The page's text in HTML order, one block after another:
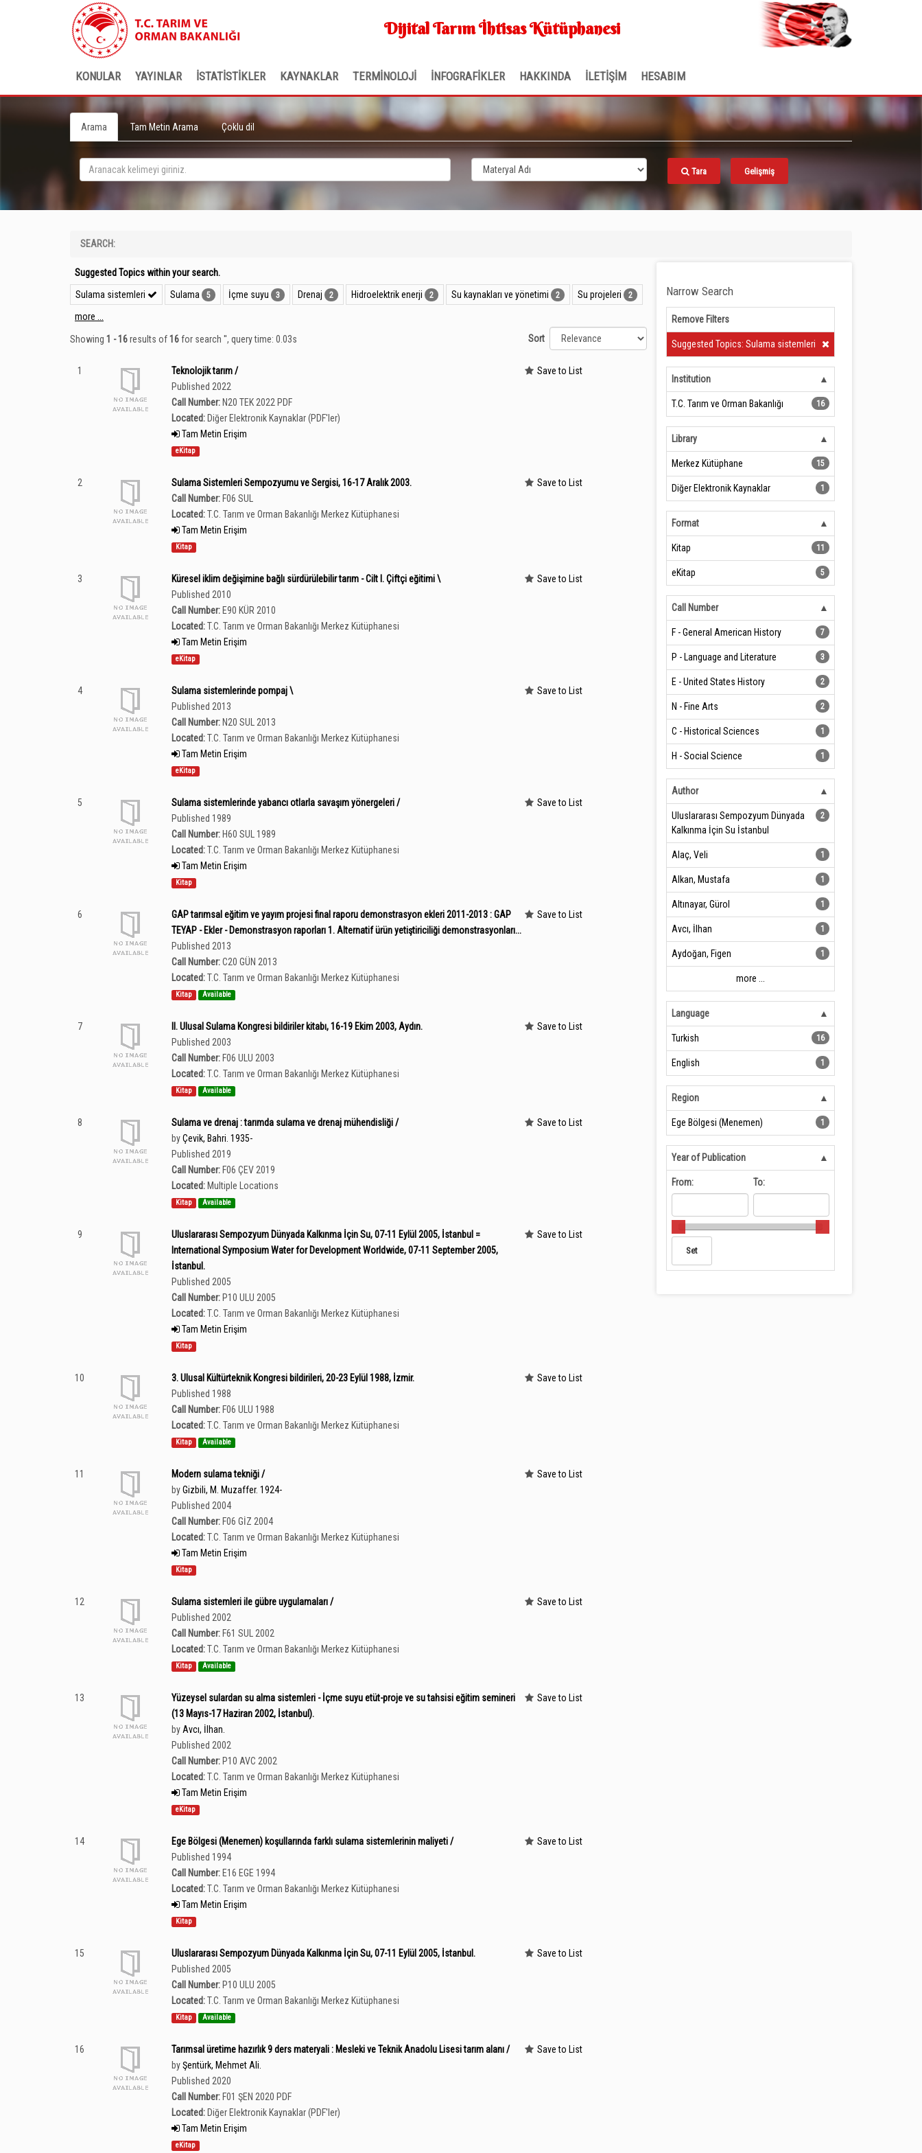
Dijital Tarım İhtisas Kütüphanesi
KONULAR YAYINLAR İSTATİSTİKLER KAYNAKLAR TERMİNOLOJİ İNFOGRAFİKLER HAKKINDA İLETİŞİM HESABIM
Arama Tam Metin Arama Çoklu dil
Tara Gelişmiş
SEARCH:
Suggested Topics within your search.
Sulama sistemleri
Sulama 5 İçme suyu 3 Drenaj 2 Hidroelektrik enerji 2 Su kaynakları ve yönetimi 2 Su projeleri 2
more ...
Showing 1 - 16results of16for search '', query time: 0.03s Sort
1
Teknolojik tarım /
Published 2022
Call Number: N20 TEK 2022 PDF
Located: Diğer Elektronik Kaynaklar (PDF'ler)
Tam Metin Erişim
eKitap
Save to List
2
Sulama Sistemleri Sempozyumu ve Sergisi, 16-17 Aralık 2003.
Call Number: F06 SUL
Located:T.C. Tarım ve Orman Bakanlığı Merkez Kütüphanesi
Tam Metin Erişim
Kitap
Save to List
3
Küresel iklim değişimine bağlı sürdürülebilir tarım - Cilt I. Çiftçi eğitimi \
Published 2010
Call Number: E90 KÜR 2010
Located:T.C. Tarım ve Orman Bakanlığı Merkez Kütüphanesi
Tam Metin Erişim
eKitap
Save to List
4
Sulama sistemlerinde pompaj \
Published 2013
Call Number: N20 SUL 2013
Located:T.C. Tarım ve Orman Bakanlığı Merkez Kütüphanesi
Tam Metin Erişim
eKitap
Save to List
5
Sulama sistemlerinde yabancı otlarla savaşım yönergeleri /
Published 1989
Call Number: H60 SUL 1989
Located:T.C. Tarım ve Orman Bakanlığı Merkez Kütüphanesi
Tam Metin Erişim
Kitap
Save to List
6
GAP tarımsal eğitim ve yayım projesi final raporu demonstrasyon ekleri 2011-2013 : GAP
TEYAP - Ekler - Demonstrasyon raporları 1. Alternatif ürün yetiştiriciliği demonstrasyonları...
Published 2013
Call Number:C20 GÜN 2013
Located:T.C. Tarım ve Orman Bakanlığı Merkez Kütüphanesi
Kitap Available
Save to List
7
II. Ulusal Sulama Kongresi bildiriler kitabı, 16-19 Ekim 2003, Aydın.
Published 2003
Call Number: F06 ULU 2003
Located:T.C. Tarım ve Orman Bakanlığı Merkez Kütüphanesi
Kitap Available
Save to List
8
Sulama ve drenaj : tarımda sulama ve drenaj mühendisliği /
byÇevik, Bahri. 1935-
Published 2019
Call Number: F06 ÇEV 2019
Located: Multiple Locations
Kitap Available
Save to List
9
Uluslararası Sempozyum Dünyada Kalkınma İçin Su, 07-11 Eylül 2005, İstanbul =
International Symposium Water for Development Worldwide, 07-11 September 2005,
İstanbul.
Published 2005
Call Number: P10 ULU 2005
Located:T.C. Tarım ve Orman Bakanlığı Merkez Kütüphanesi
Tam Metin Erişim
Kitap
Save to List
10
3. Ulusal Kültürteknik Kongresi bildirileri, 20-23 Eylül 1988, İzmir.
Published 1988
Call Number: F06 ULU 1988
Located:T.C. Tarım ve Orman Bakanlığı Merkez Kütüphanesi
Kitap Available
Save to List
11
Modern sulama tekniği /
byGizbili, M. Muzaffer. 1924-
Published 2004
Call Number: F06 GİZ 2004
Located:T.C. Tarım ve Orman Bakanlığı Merkez Kütüphanesi
Tam Metin Erişim
Kitap
Save to List
12
Sulama sistemleri ile gübre uygulamaları /
Published 2002
Call Number: F61 SUL 2002
Located:T.C. Tarım ve Orman Bakanlığı Merkez Kütüphanesi
Kitap Available
Save to List
13
Yüzeysel sulardan su alma sistemleri - İçme suyu etüt-proje ve su tahsisi eğitim semineri
(13 Mayıs-17 Haziran 2002, İstanbul).
by Avcı, İlhan.
Published 2002
Call Number: P10 AVC 2002
Located:T.C. Tarım ve Orman Bakanlığı Merkez Kütüphanesi
Tam Metin Erişim
eKitap
Save to List
14
Ege Bölgesi (Menemen) koşullarında farklı sulama sistemlerinin maliyeti /
Published 1994
Call Number: E16 EGE 1994
Located:T.C. Tarım ve Orman Bakanlığı Merkez Kütüphanesi
Tam Metin Erişim
Kitap
Save to List
15
Uluslararası Sempozyum Dünyada Kalkınma İçin Su, 07-11 Eylül 2005, İstanbul.
Published 2005
Call Number: P10 ULU 2005
Located:T.C. Tarım ve Orman Bakanlığı Merkez Kütüphanesi
Kitap Available
Save to List
16
Tarımsal üretime hazırlık 9 ders materyali : Mesleki ve Teknik Anadolu Lisesi tarım alanı /
byŞentürk, Mehmet Ali.
Published 2020
Call Number: F01 ŞEN 2020 PDF
Located: Diğer Elektronik Kaynaklar (PDF'ler)
Tam Metin Erişim
eKitap
Save to List
Narrow Search
Remove Filters
Clear Filter
Suggested Topics: Sulama sistemleri
Institution
T.C. Tarım ve Orman Bakanlığı 16
Library
Merkez Kütüphane 15
Diğer Elektronik Kaynaklar 1
Format
Kitap 11
eKitap 5
Call Number
F - General American History 7
P - Language and Literature 3
E - United States History 2
N - Fine Arts 2
C - Historical Sciences 1
H - Social Science 1
Author
Uluslararası Sempozyum Dünyada
Kalkınma İçin Su İstanbul
2
Alaç, Veli 1
Alkan, Mustafa 1
Altınayar, Gürol 1
Avcı, İlhan 1
Aydoğan, Figen 1
more ...
Language
Turkish 16
English 1
Region
Ege Bölgesi (Menemen) 1
Year of Publication
From: To: